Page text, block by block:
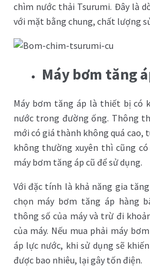
chìm nước thải Tsurumi. Đây là
với mặt bằng chung, chất lượng
Máy bơm tăng
Máy bơm tăng áp là thiết bị có
nước trong đường ống. Thông
mới có giá thành không quá cao,
không thường xuyên thì cũng
máy bơm tăng áp cũ để sử dụng.
Với đặc tính là khả năng gia
chọn máy bơm tăng áp hàng
thông số của máy và trừ đi
của máy. Nếu mua phải máy
áp lực nước, khi sử dụng sẽ
được bao nhiêu, lại gây tốn điện.